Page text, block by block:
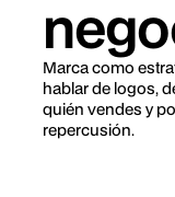
Marca como
hablar de logos,
quién vendes y
repercusión.